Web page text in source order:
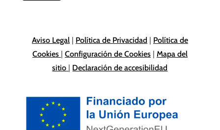
Aviso Legal| Política de Privacidad | Política de
Cookies | Configuración de Cookies| Mapa del
sitio | Declaración de accesibilidad